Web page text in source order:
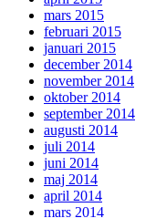
mars 2015
februari 2015
januari 2015
december 2014
november 2014
oktober 2014
september 2014
augusti 2014
juli 2014
juni 2014
maj 2014
april 2014
mars 2014